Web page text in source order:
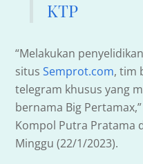
KTP
“Melakukan
situsSemprot.com, tim
telegram khusus yang
bernama Big
Kompol Putra Pratama
Minggu (22/1/2023).